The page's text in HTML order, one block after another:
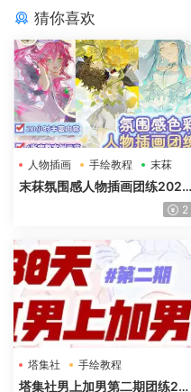
猜你喜欢
人物插画 手绘教程 末菻
末菻氛围感人物插画团练2025
2
塔集社 手绘教程
塔集社男上加男第二期团练20